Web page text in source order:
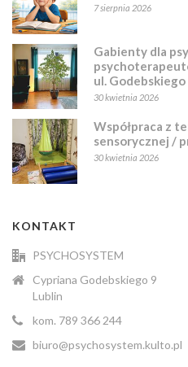
7 sierpnia 2026
Gabienty dla
ul. Godebskiego
30 kwietnia 2026
Współpraca z
sensorycznej /
30 kwietnia 2026
KONTAKT
PSYCHOSYSTEM
Cypriana Godebskiego 9
Lublin
kom. 789 366 244
biuro@psychosystem.kulto.pl